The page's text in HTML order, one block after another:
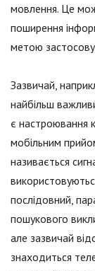
мовлення. Це
поширення
метою
Зазвичай,
найбільш
є настроювання
мобільним
називається
послідовний,
пошукового
але зазвичай
знаходиться